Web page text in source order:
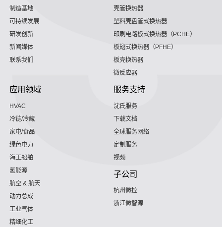
制造基地
可持续发展
研发创新
新闻媒体
联系我们
壳管换热器
塑料壳盘管式换热器
印刷电路板式换热器（PCHE）
板翅式换热器（PFHE）
板壳换热器
微反应器
应用领域
HVAC
冷链/冷藏
家电/食品
绿色电力
海工船舶
氢能源
航空 & 航天
动力总成
工业气体
精细化工
服务支持
沈氏服务
下载文档
全球服务网络
定制服务
视频
子公司
杭州微控
浙江微智源